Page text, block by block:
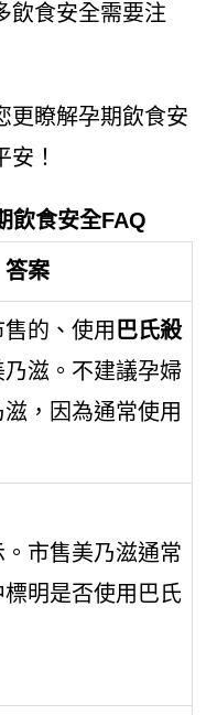
飲食安全需要注
更瞭解孕期飲食安
！
飲食安全FAQ
答案
的、使用 巴氏殺
滋。不建議孕婦
，因為通常使用
市售美乃滋通常
明是否使用巴氏